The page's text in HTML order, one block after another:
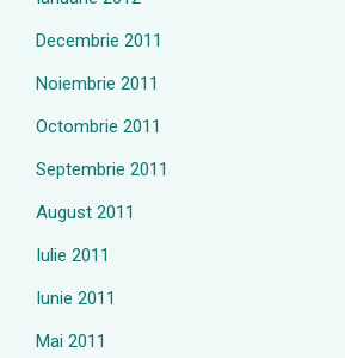
Decembrie 2011
Noiembrie 2011
Octombrie 2011
Septembrie 2011
August 2011
Iulie 2011
Iunie 2011
Mai 2011